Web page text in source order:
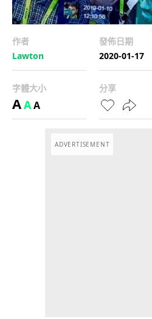
作者
Lawton
發佈日期
2020-01-17
字體大小
AAA
分享
ADVERTISEMENT